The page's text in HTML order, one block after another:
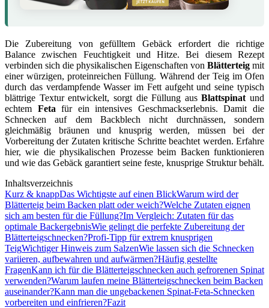
Die Zubereitung von gefülltem Gebäck erfordert die richtige
Balance zwischen Feuchtigkeit und Hitze. Bei diesem Rezept
verbinden sich die physikalischen Eigenschaften von Blätterteig mit
einer würzigen, proteinreichen Füllung. Während der Teig im Ofen
durch das verdampfende Wasser im Fett aufgeht und seine typisch
blättrige Textur entwickelt, sorgt die Füllung ausBlattspinat und
echtem Feta für ein intensives Geschmackserlebnis. Damit die
Schnecken auf dem Backblech nicht durchnässen, sondern
gleichmäßig bräunen und knusprig werden, müssen bei der
Vorbereitung der Zutaten kritische Schritte beachtet werden. Erfahre
hier, wie die physikalischen Prozesse beim Backen funktionieren
und wie das Gebäck garantiert seine feste, knusprige Struktur behält.
Inhaltsverzeichnis
Kurz & knappDas Wichtigste auf einen BlickWarum wird der
Blätterteig beim Backen platt oder weich?Welche Zutaten eignen
sich am besten für die Füllung?Im Vergleich: Zutaten für das
optimale BackergebnisWie gelingt die perfekte Zubereitung der
Blätterteigschnecken?Profi-Tipp für extrem knusprigen
TeigWichtiger Hinweis zum SalzenWie lassen sich die Schnecken
variieren, aufbewahren und aufwärmen?Häufig gestellte
FragenKann ich für die Blätterteigschnecken auch gefrorenen Spinat
verwenden?Warum laufen meine Blätterteigschnecken beim Backen
auseinander?Kann man die ungebackenen Spinat-Feta-Schnecken
vorbereiten und einfrieren?Fazit